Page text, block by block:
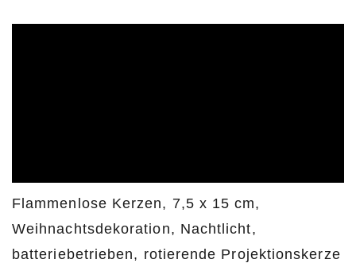
Flammenlose Kerzen, 7,5 x 15 cm,
Weihnachtsdekoration, Nachtlicht,
batteriebetrieben, rotierende Projektionskerze